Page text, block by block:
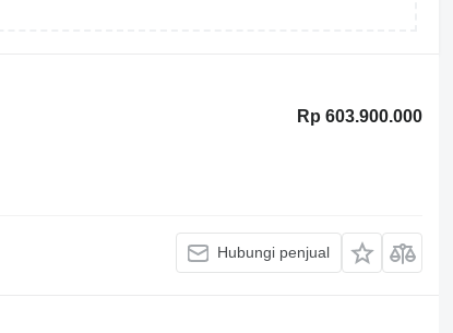
Rp 603.900.000
Hubungi penjual